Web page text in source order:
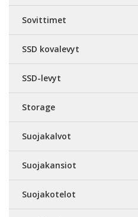
Sovittimet
SSD kovalevyt
SSD-levyt
Storage
Suojakalvot
Suojakansiot
Suojakotelot